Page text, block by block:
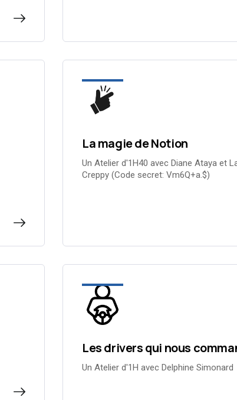
La magie de Notion
Un Atelier d'1H40 avec Diane Ataya et
Creppy (Code secret: Vm6Q+a.$)
Les drivers qui nous
Un Atelier d'1H avec Delphine Simonard